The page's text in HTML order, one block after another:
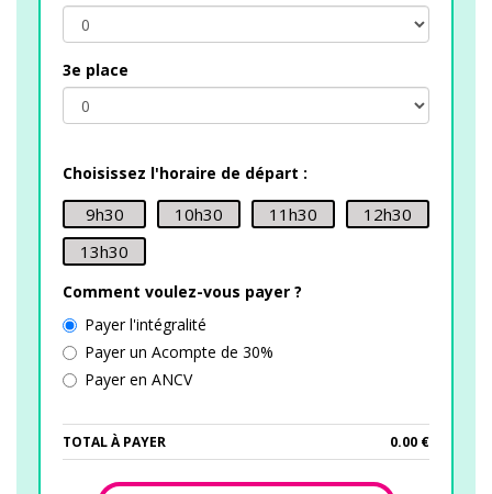
3e place
Choisissez l'horaire de départ :
9h30 10h30 11h30
12h30
13h30
Comment voulez-vous payer ?
Payer l'intégralité
Payer un Acompte de 30%
Payer en ANCV
TOTAL À PAYER 0.00 €